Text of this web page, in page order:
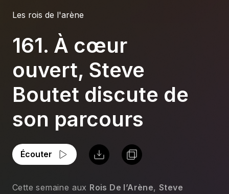
Les rois de l'arène
161. À cœur
ouvert, Steve
Boutet discute de
son parcours
Écouter
Cette semaine aux Rois De l’Arène, Steve